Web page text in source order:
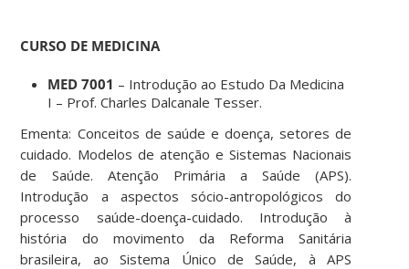
CURSO DE MEDICINA
MED 7001 – Introdução ao Estudo Da Medicina
I – Prof. Charles Dalcanale Tesser.
Ementa: Conceitos de saúde e doença, setores de
cuidado. Modelos de atenção e Sistemas Nacionais
de Saúde. Atenção Primária a Saúde (APS).
Introdução a aspectos sócio-antropológicos do
processo saúde-doença-cuidado. Introdução à
história do movimento da Reforma Sanitária
brasileira, ao Sistema Único de Saúde, à APS